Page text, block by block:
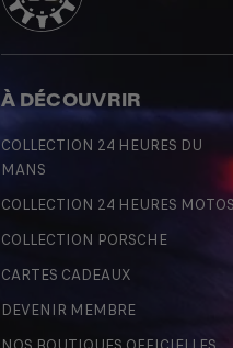
À DÉCOUVRIR
COLLECTION 24 HEURES DU
MANS
COLLECTION 24 HEURES MOTOS
COLLECTION PORSCHE
CARTES CADEAUX
DEVENIR MEMBRE